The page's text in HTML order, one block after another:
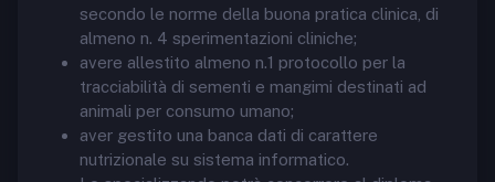
secondo le norme della buona pratica clinica, di
almeno n. 4 sperimentazioni cliniche;
avere allestito almeno n.1 protocollo per la
tracciabilità di sementi e mangimi destinati ad
animali per consumo umano;
aver gestito una banca dati di carattere
nutrizionale su sistema informatico.